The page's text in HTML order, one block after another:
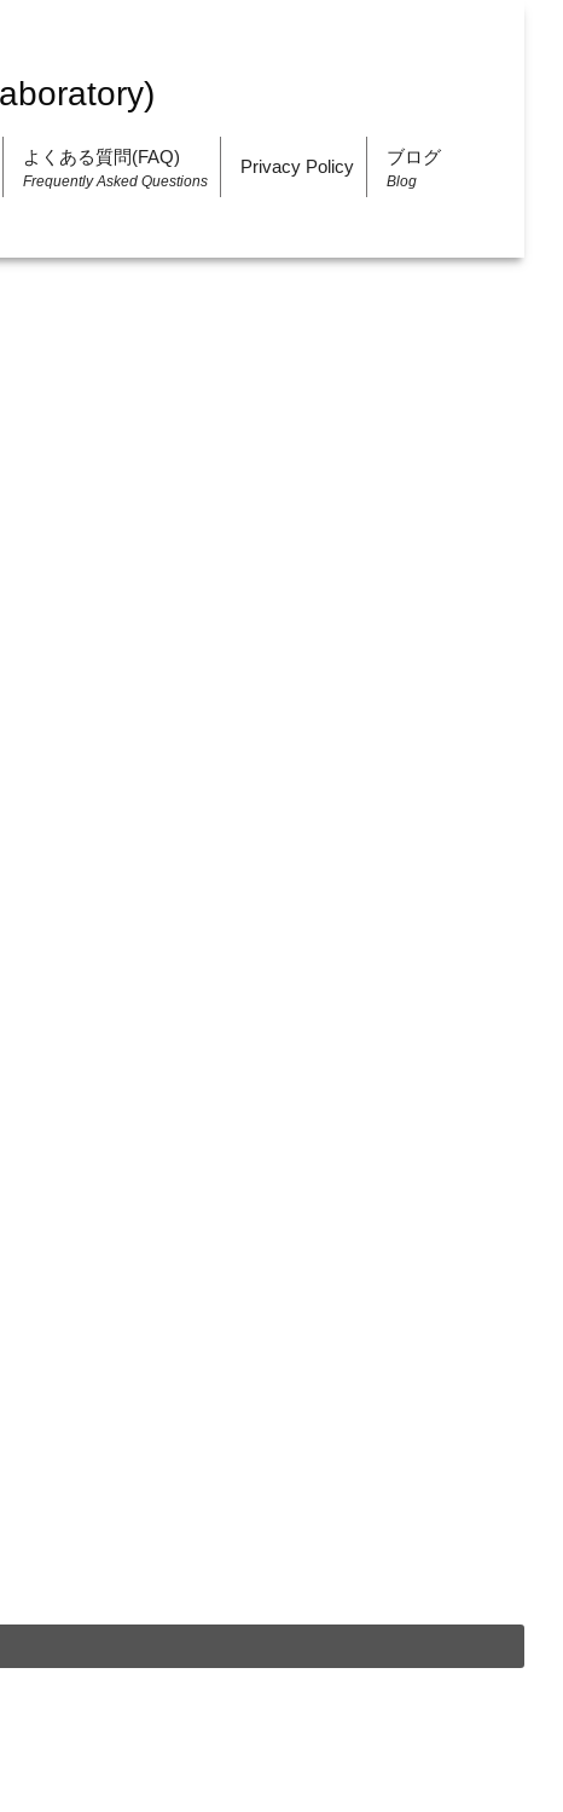
よくある質問(FAQ)
Frequently Asked Questions
Privacy Policy ブログ
Blog